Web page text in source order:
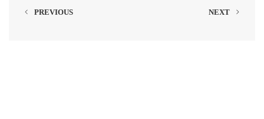
PREVIOUS NEXT